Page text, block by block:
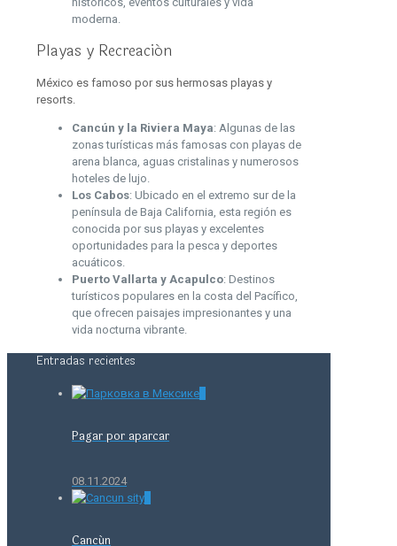
moderna.
Playas y Recreación
México es famoso por sus hermosas playas y
resorts.
Cancún y la Riviera Maya: Algunas de las
zonas turísticas más famosas con playas de
arena blanca, aguas cristalinas y numerosos
hoteles de lujo.
Los Cabos: Ubicado en el extremo sur de la
península de Baja California, esta región es
conocida por sus playas y excelentes
oportunidades para la pesca y deportes
acuáticos.
Puerto Vallarta y Acapulco: Destinos
turísticos populares en la costa del Pacífico,
que ofrecen paisajes impresionantes y una
vida nocturna vibrante.
Entradas recientes
Pagar por aparcar
08.11.2024
Cancún